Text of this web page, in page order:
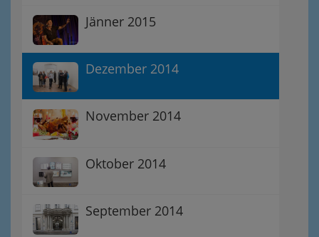
Jänner 2015
Dezember 2014
November 2014
Oktober 2014
September 2014